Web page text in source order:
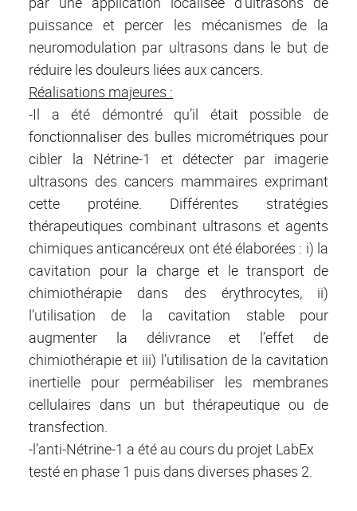
puissance et percer les mécanismes de la
neuromodulation par ultrasons dans le but de
réduire les douleurs liées aux cancers.
Réalisations majeures :
-Il a été démontré qu’il était possible de
fonctionnaliser des bulles micrométriques pour
cibler la Nétrine-1 et détecter par imagerie
ultrasons des cancers mammaires exprimant
cette protéine. Différentes stratégies
thérapeutiques combinant ultrasons et agents
chimiques anticancéreux ont été élaborées : i) la
cavitation pour la charge et le transport de
chimiothérapie dans des érythrocytes, ii)
l’utilisation de la cavitation stable pour
augmenter la délivrance et l’effet de
chimiothérapie et iii) l’utilisation de la cavitation
inertielle pour perméabiliser les membranes
cellulaires dans un but thérapeutique ou de
transfection.
-l’anti-Nétrine-1 a été au cours du projet LabEx
testé en phase 1 puis dans diverses phases 2.